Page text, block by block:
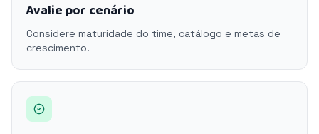
Avalie por cenário
Considere maturidade do time, catálogo e metas de
crescimento.